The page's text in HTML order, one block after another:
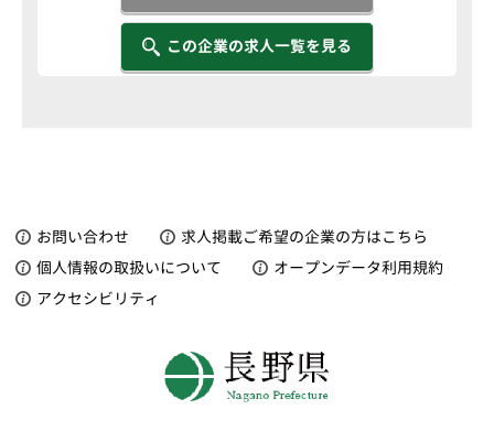
この企業の求人一覧を見る
お問い合わせ
求人掲載ご希望の企業の方はこちら
個人情報の取扱いについて
オープンデータ利用規約
アクセシビリティ